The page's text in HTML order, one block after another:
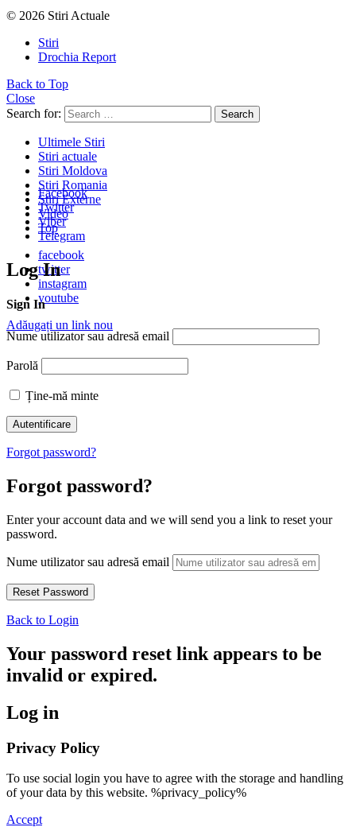
© 2026 Stiri Actuale
Stiri
Drochia Report
Back to Top
Close
Search for:
Search
Ultimele Stiri
Stiri actuale
Stiri Moldova
Stiri Romania
Stiri Externe
Video
Top
facebook
twitter
instagram
youtube
Adăugați un link nou
Facebook
Twitter
Viber
Telegram
Log In
Sign In
Nume utilizator sau adresă email
Parolă
Ține-mă minte
Forgot password?
Forgot password?
Enter your account data and we will send you a link to reset your
password.
Nume utilizator sau adresă email
Back to Login
Your password reset link appears to be
invalid or expired.
Log in
Privacy Policy
To use social login you have to agree with the storage and handling
of your data by this website. %privacy_policy%
Accept